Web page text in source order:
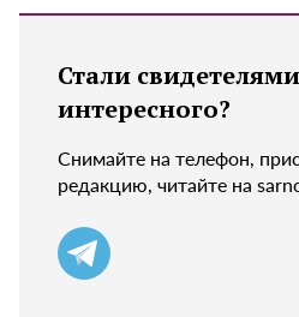
Стали свидетелями
интересного?
Снимайте на телефон,
редакцию, читайте на